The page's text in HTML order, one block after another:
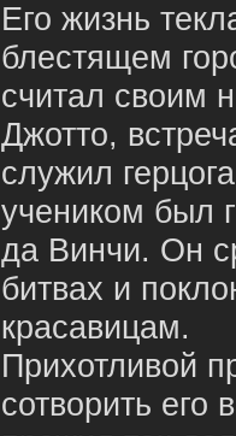
Его жизнь
блестящем
считал своим
Джотто,
служил
учеником был
да Винчи. Он
битвах и
красавицам.
Прихотливой
сотворить